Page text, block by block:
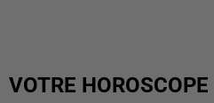
VOTRE HOROSCOPE